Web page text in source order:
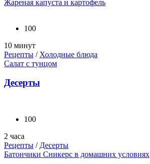
Жареная капуста и картофель
100
10 минут
Рецепты / Холодные блюда
Салат с тунцом
Десерты
100
2 часа
Рецепты / Десерты
Батончики Сникерс в домашних условиях